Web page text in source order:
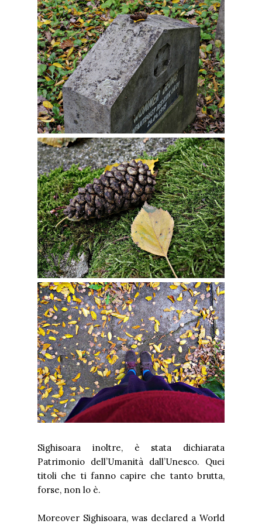
Sighisoara inoltre, è stata dichiarata
Patrimonio dell’Umanità dall’Unesco. Quei
titoli che ti fanno capire che tanto brutta,
forse, non lo è.
Moreover Sighisoara, was declared a World